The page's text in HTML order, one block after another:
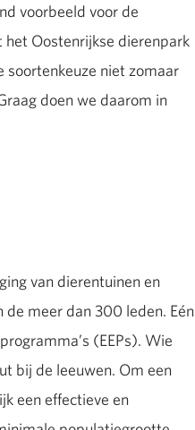
voorbeeld voor de
het Oostenrijkse dierenpark
soortenkeuze niet zomaar
doen we daarom in
van dierentuinen en
meer dan 300 leden. Eén
(EEPs). Wie
bij de leeuwen. Om een
een effectieve en